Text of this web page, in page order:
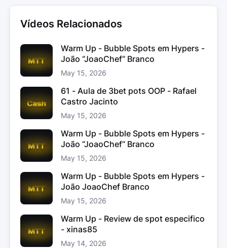
Vídeos Relacionados
Warm Up - Bubble Spots em Hypers -
João “JoaoChef“ Branco
May 15, 2026
61 - Aula de 3bet pots OOP - Rafael
Castro Jacinto
May 15, 2026
Warm Up - Bubble Spots em Hypers -
João “JoaoChef“ Branco
May 15, 2026
Warm Up - Bubble Spots em Hypers -
João JoaoChef Branco
May 15, 2026
Warm Up - Review de spot especifico
- xinas85
May 14, 2026